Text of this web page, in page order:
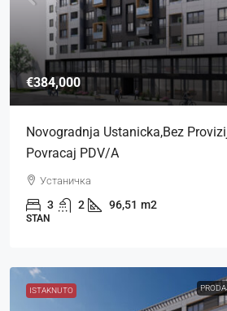
€384,000
Novogradnja Ustanicka,bez
Povracaj PDV/a
Устаничка
3 2 96,51 m2
STAN
ISTAKNUTO